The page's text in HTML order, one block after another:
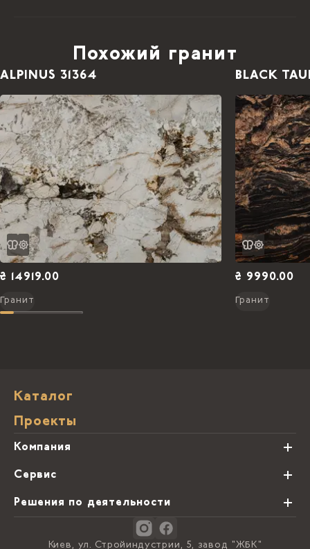
Похожий гранит
ALPINUS 31364
₴ 14919.00
Гранит
BLACK
₴ 9990.00
Гранит
Каталог
Проекты
Компания
О нас
Блог
Сервис
Виды обработки камня
Решения по деятельности
Киев, ул. Стройиндустрии, 5, завод "ЖБК"